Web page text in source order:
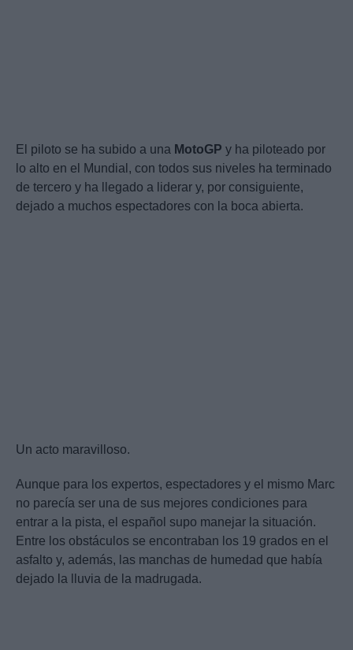
El piloto se ha subido a una MotoGP y ha piloteado por
lo alto en el Mundial, con todos sus niveles ha terminado
de tercero y ha llegado a liderar y, por consiguiente,
dejado a muchos espectadores con la boca abierta.
Un acto maravilloso.
Aunque para los expertos, espectadores y el mismo Marc
no parecía ser una de sus mejores condiciones para
entrar a la pista, el español supo manejar la situación.
Entre los obstáculos se encontraban los 19 grados en el
asfalto y, además, las manchas de humedad que había
dejado la lluvia de la madrugada.